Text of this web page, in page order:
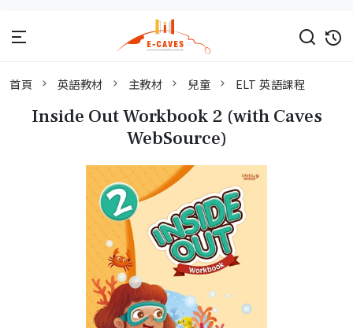
首頁 英語教材 主教材 兒童 ELT 英語課程
Inside Out Workbook 2 (with Caves
WebSource)